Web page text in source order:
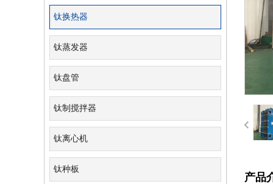
钛换热器
钛蒸发器
钛盘管
钛制搅拌器
钛离心机
钛种板
产品